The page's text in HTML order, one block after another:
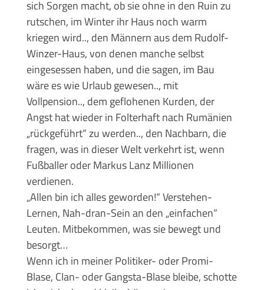
sich Sorgen macht, ob sie ohne in den Ruin zu
rutschen, im Winter ihr Haus noch warm
kriegen wird.., den Männern aus dem Rudolf-
Winzer-Haus, von denen manche selbst
eingesessen haben, und die sagen, im Bau
wäre es wie Urlaub gewesen.., mit
Vollpension.., dem geflohenen Kurden, der
Angst hat wieder in Folterhaft nach Rumänien
„rückgeführt“ zu werden.., den Nachbarn, die
fragen, was in dieser Welt verkehrt ist, wenn
Fußballer oder Markus Lanz Millionen
verdienen.
„Allen bin ich alles geworden!“ Verstehen-
Lernen, Nah-dran-Sein an den „einfachen“
Leuten. Mitbekommen, was sie bewegt und
besorgt…
Wenn ich in meiner Politiker- oder Promi-
Blase, Clan- oder Gangsta-Blase bleibe, schotte